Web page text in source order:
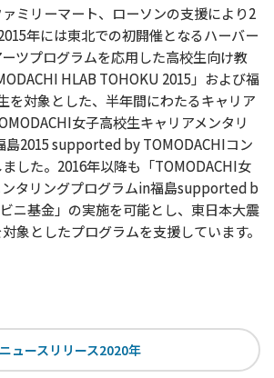
ミリーマート、ローソンの支援により2
年には東北での初開催となるハーバー
ツプログラムを応用した高校生向け教
HLAB TOHOKU 2015」および福
を対象とした、半年間にわたるキャリア
女子高校生キャリアメンタリ
島2015 supported by TOMODACHIコン
した。2016年以降も「TOMODACHI女
タリングプログラムin福島supported b
ニ基金」の実施を可能とし、東日本大震
象としたプログラムを支援しています。
ニュースリリース2020年